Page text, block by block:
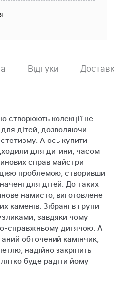
Відгуки
створюють колекції не
дітей, дозволяючи
А ось купити
для дитини, часом
справ майстри
проблемою, створивши
для дітей. До таких
намисто, виготовлене
каменів. Зібрані в групи
завдяки чому
справжньому дитячою. А
обточений камінчик,
надійно закріпить
буде радіти йому